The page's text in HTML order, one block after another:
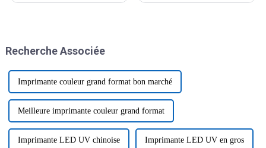
numérique.
Recherche Associée
Imprimante couleur grand format bon marché
Meilleure imprimante couleur grand format
Imprimante LED UV chinoise Imprimante LED UV en gros